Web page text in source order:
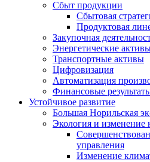
Сбыт продукции
Сбытовая
Продуктовая
Закупочная
Энергетические
Транспортные активы
Цифровизация
Автоматизация
Финансовые
Устойчивое развитие
Большая Норильская
Экология и изменение
управления
Изменение